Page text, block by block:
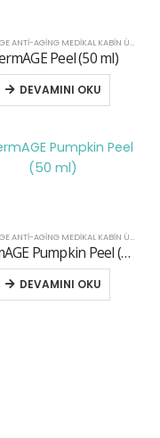
DERMAGE ANTI-AGING MEDIKAL KABIN ÜRÜNLERI
Peel (50 ml)
DEVAMINI OKU
DERMAGE ANTI-AGING MEDIKAL KABIN ÜRÜNLERI
DermAGE Pumpkin Peel (50 ml)
DEVAMINI OKU